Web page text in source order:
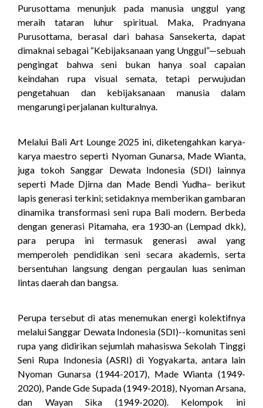
Purusottama menunjuk pada manusia unggul yang
meraih tataran luhur spiritual. Maka, Pradnyana
Purusottama, berasal dari bahasa Sansekerta, dapat
dimaknai sebagai “Kebijaksanaan yang Unggul”—sebuah
pengingat bahwa seni bukan hanya soal capaian
keindahan rupa visual semata, tetapi perwujudan
pengetahuan dan kebijaksanaan manusia dalam
mengarungi perjalanan kulturalnya.
Melalui Bali Art Lounge 2025 ini, diketengahkan karya-
karya maestro seperti Nyoman Gunarsa, Made Wianta,
juga tokoh Sanggar Dewata Indonesia (SDI) lainnya
seperti Made Djirna dan Made Bendi Yudha– berikut
lapis generasi terkini; setidaknya memberikan gambaran
dinamika transformasi seni rupa Bali modern. Berbeda
dengan generasi Pitamaha, era 1930-an (Lempad dkk),
para perupa ini termasuk generasi awal yang
memperoleh pendidikan seni secara akademis, serta
bersentuhan langsung dengan pergaulan luas seniman
lintas daerah dan bangsa.
Perupa tersebut di atas menemukan energi kolektifnya
melalui Sanggar Dewata Indonesia (SDI)--komunitas seni
rupa yang didirikan sejumlah mahasiswa Sekolah Tinggi
Seni Rupa Indonesia (ASRI) di Yogyakarta, antara lain
Nyoman Gunarsa (1944-2017), Made Wianta (1949-
2020), Pande Gde Supada (1949-2018), Nyoman Arsana,
dan Wayan Sika (1949-2020). Kelompok ini